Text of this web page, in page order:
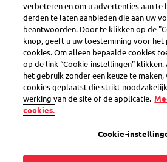
Een retourzending volgen
Welke
moet ik in
Trace
verbeteren en om u advertenties aan te
derden te laten aanbieden die aan uw
beantwoorden. Door te klikken op de
knop, geeft u uw toestemming voor het
cookies. Om alleen bepaalde cookies
op de link “Cookie-instellingen”
het gebruik zonder een keuze te
cookies geplaatst die strikt
werking van de site of de applicatie.
cookies.
Cookie-